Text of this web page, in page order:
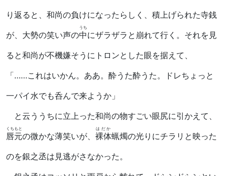
り返ると、和尚の負けになったらしく、積上げられた寺銭
が、大勢の笑い声の中
うち
にザラザラと崩れて行く。それを見
ると和尚が不機嫌そうにトロンとした眼を据えて、
「……これはいかん。ああ。酔うた酔うた。ドレちょっと
一パイ水でも呑んで来ようか」
と云ううちに立上った和尚の物すごい眼尻に引かえて、
唇元
くちもと
の微かな薄笑いが、 裸体
はだか
蝋燭の光りにチラリと映った
のを銀之丞は見逃がさなかった。